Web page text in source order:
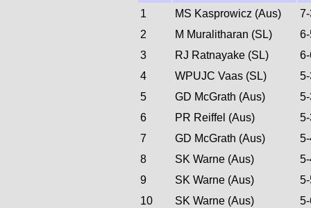
1
MS Kasprowicz (Aus)
2
M Muralitharan (SL)
3
RJ Ratnayake (SL)
4
WPUJC Vaas (SL)
5
GD McGrath (Aus)
6
PR Reiffel (Aus)
7
GD McGrath (Aus)
8
SK Warne (Aus)
9
SK Warne (Aus)
10
SK Warne (Aus)